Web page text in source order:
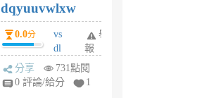
6
個
月
前
dqyuuvwlxw
0.0分
vs
dl
sq
fy
舉
報
分享
731點閱
0 評論/給分
1